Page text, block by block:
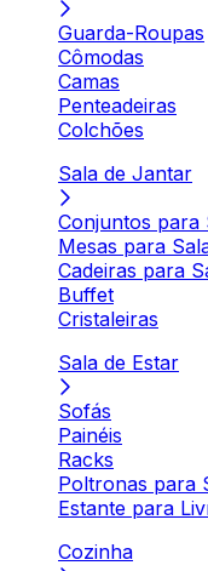
Guarda-Roupas
Cômodas
Camas
Penteadeiras
Colchões
Sala de Jantar
Conjuntos para
Mesas para
Cadeiras para
Buffet
Cristaleiras
Sala de Estar
Sofás
Painéis
Racks
Poltronas para
Estante para
Cozinha